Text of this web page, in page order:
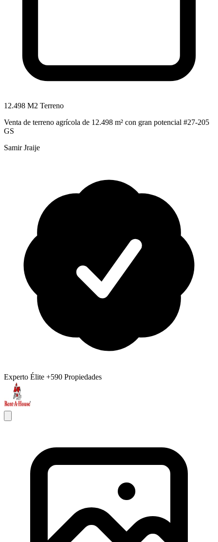
12.498 M2 Terreno
Venta de terreno agrícola de 12.498 m² con gran potencial #27-205
GS
Samir Jraije
Experto Élite +590 Propiedades